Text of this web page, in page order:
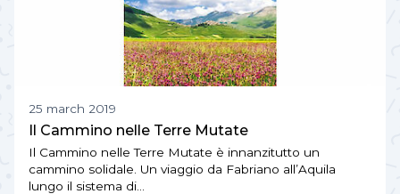
25 march 2019
Il Cammino nelle Terre Mutate
Il Cammino nelle Terre Mutate è innanzitutto un
cammino solidale. Un viaggio da Fabriano all’Aquila
lungo il sistema di…